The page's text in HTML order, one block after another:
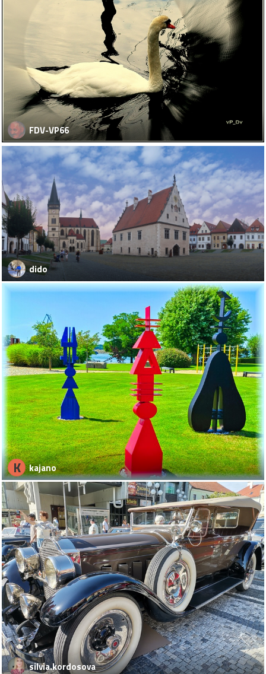
FDV-VP66
dido
K kajano
silvia.kordosova